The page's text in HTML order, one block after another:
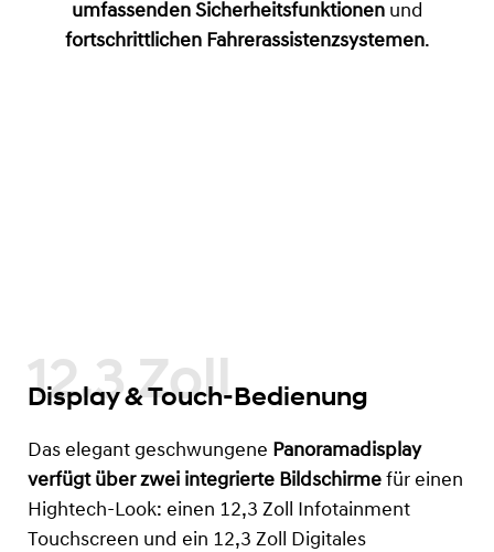
umfassenden Sicherheitsfunktionenund
fortschrittlichen Fahrerassistenzsystemen.
12.3 Zoll
Display & Touch-Bedienung
Das elegant geschwungene Panoramadisplay
verfügt über zwei integrierte Bildschirme für einen
Hightech-Look: einen 12,3 Zoll Infotainment
Touchscreen und ein 12,3 Zoll Digitales